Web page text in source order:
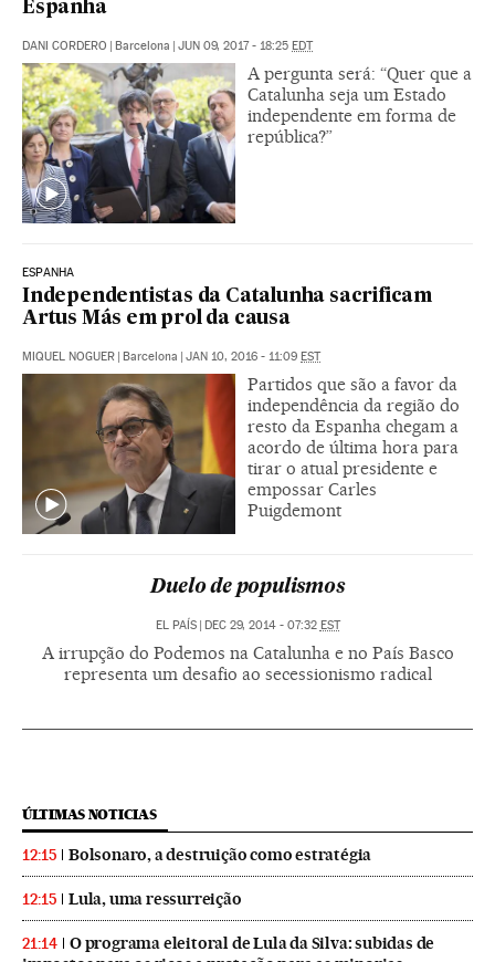
Espanha
DANI CORDERO Barcelona JUN 09, 2017 - 18:25 EDT
A pergunta será: “Quer que a
Catalunha seja um Estado
independente em forma de
república?”
ESPANHA
Independentistas da Catalunha sacrificam
Artus Más em prol da causa
MIQUEL NOGUER Barcelona JAN 10, 2016 - 11:09 EST
Partidos que são a favor da
independência da região do
resto da Espanha chegam a
acordo de última hora para
tirar o atual presidente e
empossar Carles
Puigdemont
Duelo de populismos
EL PAÍS | DEC 29, 2014 - 07:32 EST
A irrupção do Podemos na Catalunha e no País Basco
representa um desafio ao secessionismo radical
ÚLTIMAS NOTICIAS
12:15 Bolsonaro, a destruição como estratégia
12:15 Lula, uma ressurreição
21:14
O programa eleitoral de Lula da Silva: subidas de